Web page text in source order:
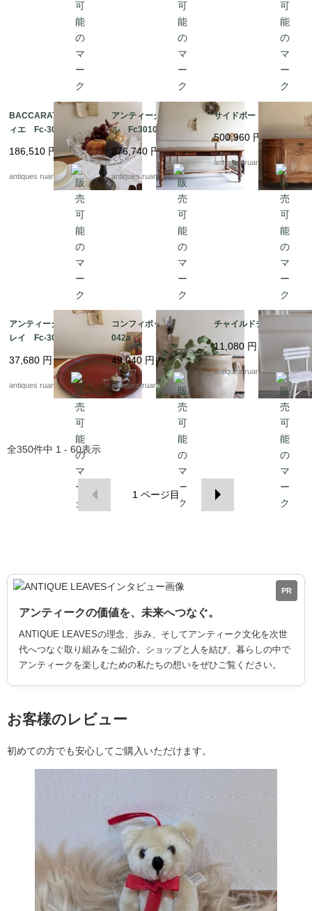
BACCARAT コンポテ
ィエ Fc-3048A
186,510 円
antiques ruan
アンティークテーブ
ル Fc3010
276,740 円
antiques ruan
サイドボード Fc3022
500,960 円
antiques ruan
アンティークメタルト
レイ Fc-3037
37,680 円
antiques ruan
コンフィポット Fc-3
042a
49,040 円
antiques ruan
チャイルドチェア
11,080 円
antiques ruan
全350件中 1 - 60表示
1 ページ目
PR
アンティークの価値を、未来へつなぐ。
ANTIQUE LEAVESの理念、歩み、そしてアンティーク文化を次世
代へつなぐ取り組みをご紹介。ショップと人を結び、暮らしの中で
アンティークを楽しむための私たちの想いをぜひご覧ください。
お客様のレビュー
初めての方でも安心してご購入いただけます。